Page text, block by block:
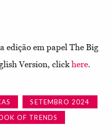
edição em papel The Big
Version, click here.
SETEMBRO 2024
OF TRENDS